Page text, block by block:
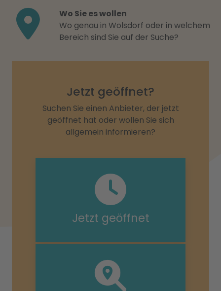
Wo Sie es wollen
Wo genau in Wolsdorf oder in welchem
Bereich sind Sie auf der Suche?
Jetzt geöffnet?
Suchen Sie einen Anbieter, der jetzt
geöffnet hat oder wollen Sie sich
allgemein informieren?
Jetzt geöffnet